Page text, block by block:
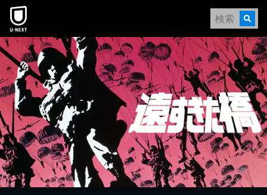
本文へスキップ